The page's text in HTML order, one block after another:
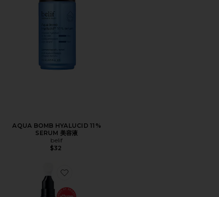
AQUA BOMB HYALUCID 11%
SERUM 美容液
belif
$32
Favorite AQUA BOMB EYE GEL アイジェル